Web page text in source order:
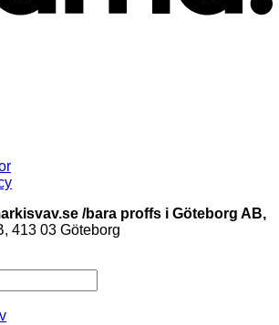
/bara proffs i Göteborg AB,
413 03 Göteborg